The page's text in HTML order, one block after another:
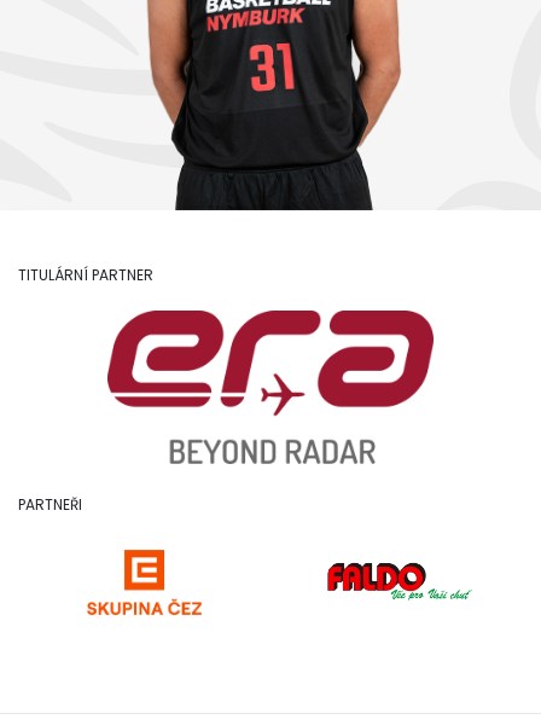
TITULÁRNÍ PARTNER
PARTNEŘI